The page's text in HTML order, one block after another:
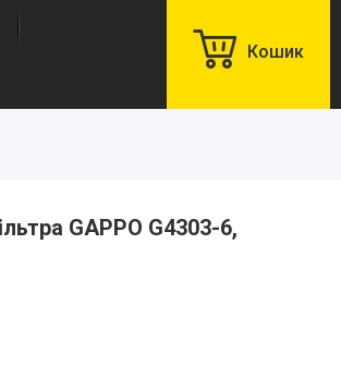
Кошик
GAPPO G4303-6,